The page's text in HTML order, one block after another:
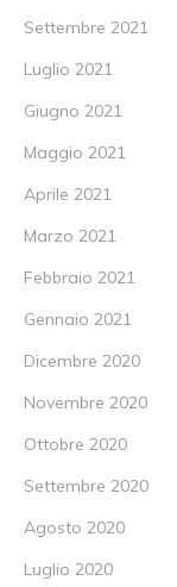
Settembre 2021
Luglio 2021
Giugno 2021
Maggio 2021
Aprile 2021
Marzo 2021
Febbraio 2021
Gennaio 2021
Dicembre 2020
Novembre 2020
Ottobre 2020
Settembre 2020
Agosto 2020
Luglio 2020